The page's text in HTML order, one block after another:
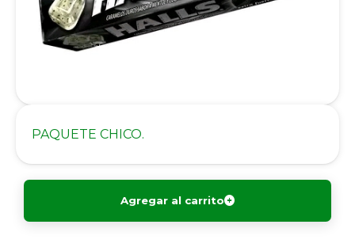
PAQUETE CHICO.
Agregar al carrito